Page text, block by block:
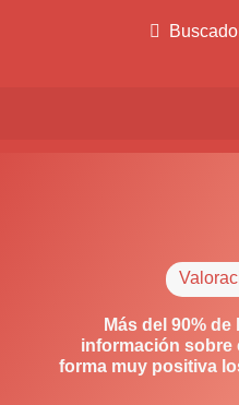
Más del 90%
información sobre
forma muy positiva